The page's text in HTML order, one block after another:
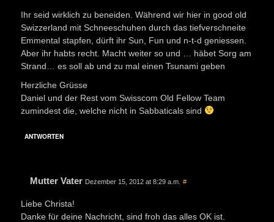
Ihr seid wirklich zu beneiden. Während wir hier in good old
Swizzerland mit Schneeschuhen durch das tiefverschneite
Emmental stapfen, dürft ihr Sun, Fun und n-t-d geniessen.
Aber ihr habts recht. Macht weiter so und … häbet Sorg am
Strand… es soll ab und zu mal einen Tsunami geben
Herzliche Grüsse
Daniel und der Rest vom Swisscom Old Fellow Team
zumindest die, welche nicht in Sabbaticals sind
ANTWORTEN
Mutter Vater Dezember 15, 2012 at 8:29 a.m. #
Liebe Christa!
Danke für deine Nachricht, sind froh das alles OK ist.